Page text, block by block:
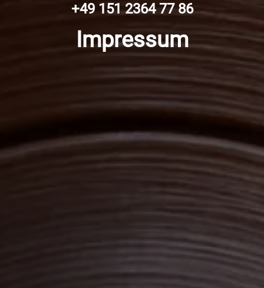
+49 151 2364 77 86
Impressum